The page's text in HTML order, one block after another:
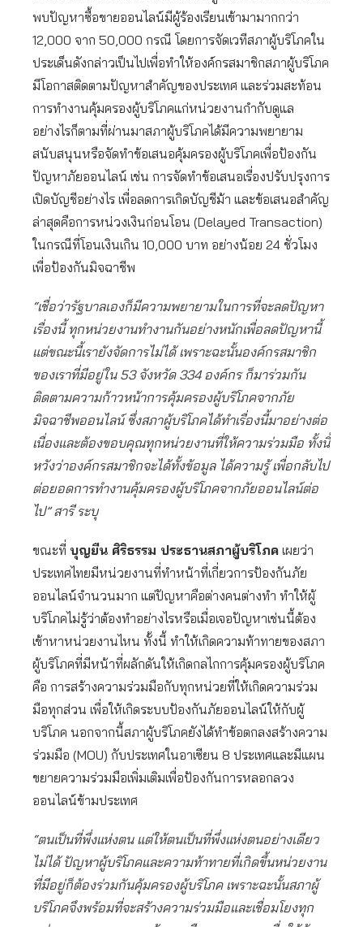
พบปัญหาซื้อขายออนไลน์มีผู้ร้องเรียนเข้ามามากกว่า
12,000 จาก 50,000 กรณี โดยการจัดเวทีสภาผู้บริโภคใน
ประเด็นดังกล่าวเป็นไปเพื่อทำให้องค์กรสมาชิกสภาผู้บริโภค
มีโอกาสติดตามปัญหาสำคัญของประเทศ และร่วมสะท้อน
การทำงานคุ้มครองผู้บริโภคแก่หน่วยงานกำกับดูแล
อย่างไรก็ตามที่ผ่านมาสภาผู้บริโภคได้มีความพยายาม
สนับสนุนหรือจัดทำข้อเสนอคุ้มครองผู้บริโภคเพื่อป้องกัน
ปัญหาภัยออนไลน์ เช่น การจัดทำข้อเสนอเรื่องปรับปรุงการ
เปิดบัญชีอย่างไร เพื่อลดการเกิดบัญชีม้า และข้อเสนอสำคัญ
ล่าสุดคือการหน่วงเงินก่อนโอน (Delayed Transaction)
ในกรณีที่โอนเงินเกิน 10,000 บาท อย่างน้อย 24 ชั่วโมง
เพื่อป้องกันมิจฉาชีพ
“เชื่อว่ารัฐบาลเองก็มีความพยายามในการที่จะลดปัญหา
เรื่องนี้ ทุกหน่วยงานทำงานกันอย่างหนักเพื่อลดปัญหานี้
แต่ขณะนี้เรายังจัดการไม่ได้ เพราะฉะนั้นองค์กรสมาชิก
ของเราที่มีอยู่ใน 53 จังหวัด 334 องค์กร ก็มาร่วมกัน
ติดตามความก้าวหน้าการคุ้มครองผู้บริโภคจากภัย
มิจฉาชีพออนไลน์ ซึ่งสภาผู้บริโภคได้ทำเรื่องนี้มาอย่างต่อ
เนื่องและต้องขอบคุณทุกหน่วยงานที่ให้ความร่วมมือ ทั้งนี้
หวังว่าองค์กรสมาชิกจะได้ทั้งข้อมูล ได้ความรู้ เพื่อกลับไป
ต่อยอดการทำงานคุ้มครองผู้บริโภคจากภัยออนไลน์ต่อ
ไป” สารี ระบุ
ขณะที่ บุญยืน ศิริธรรม ประธานสภาผู้บริโภค เผยว่า
ประเทศไทยมีหน่วยงานที่ทำหน้าที่เกี่ยวการป้องกันภัย
ออนไลน์จำนวนมาก แต่ปัญหาคือต่างคนต่างทำ ทำให้ผู้
บริโภคไม่รู้ว่าต้องทำอย่างไรหรือเมื่อเจอปัญหาเช่นนี้ต้อง
เข้าหาหน่วยงานไหน ทั้งนี้ ทำให้เกิดความท้าทายของสภา
ผู้บริโภคที่มีหน้าที่ผลักดันให้เกิดกลไกการคุ้มครองผู้บริโภค
คือ การสร้างความร่วมมือกับทุกหน่วยที่ให้เกิดความร่วม
มือทุกส่วน เพื่อให้เกิดระบบป้องกันภัยออนไลน์ให้กับผู้
บริโภค นอกจากนี้สภาผู้บริโภคยังได้ทำข้อตกลงสร้างความ
ร่วมมือ (MOU) กับประเทศในอาเซียน 8 ประเทศและมีแผน
ขยายความร่วมมือเพิ่มเติมเพื่อป้องกันการหลอกลวง
ออนไลน์ข้ามประเทศ
“ตนเป็นที่พึ่งแห่งตน แต่ให้ตนเป็นที่พึ่งแห่งตนอย่างเดียว
ไม่ได้ ปัญหาผู้บริโภคและความท้าทายที่เกิดขึ้นหน่วยงาน
ที่มีอยู่ก็ต้องร่วมกันคุ้มครองผู้บริโภค เพราะฉะนั้นสภาผู้
บริโภคจึงพร้อมที่จะสร้างความร่วมมือและเชื่อมโยงทุก